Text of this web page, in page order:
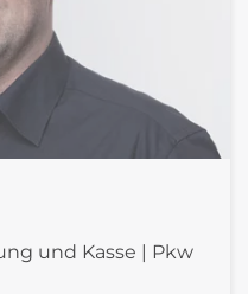
und Kasse | Pkw